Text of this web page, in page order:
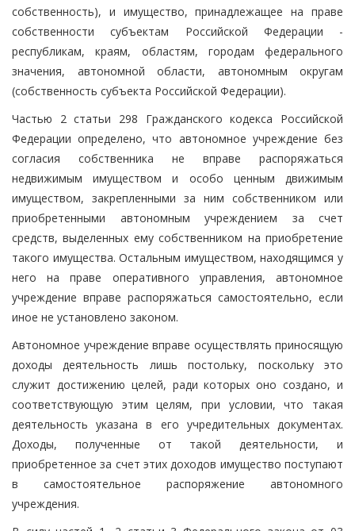
собственность), и имущество, принадлежащее на праве
собственности субъектам Российской Федерации -
республикам, краям, областям, городам федерального
значения, автономной области, автономным округам
(собственность субъекта Российской Федерации).
Частью 2 статьи 298 Гражданского кодекса Российской
Федерации определено, что автономное учреждение без
согласия собственника не вправе распоряжаться
недвижимым имуществом и особо ценным движимым
имуществом, закрепленными за ним собственником или
приобретенными автономным учреждением за счет
средств, выделенных ему собственником на приобретение
такого имущества. Остальным имуществом, находящимся у
него на праве оперативного управления, автономное
учреждение вправе распоряжаться самостоятельно, если
иное не установлено законом.
Автономное учреждение вправе осуществлять приносящую
доходы деятельность лишь постольку, поскольку это
служит достижению целей, ради которых оно создано, и
соответствующую этим целям, при условии, что такая
деятельность указана в его учредительных документах.
Доходы, полученные от такой деятельности, и
приобретенное за счет этих доходов имущество поступают
в самостоятельное распоряжение автономного
учреждения.